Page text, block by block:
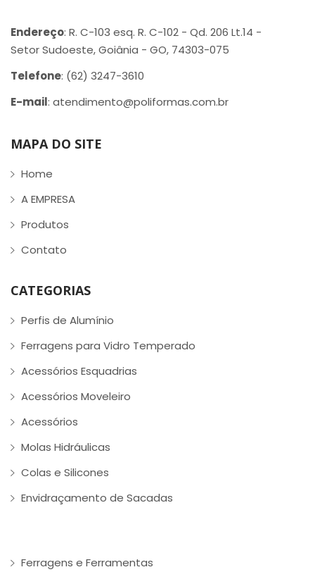
Endereço: R. C-103 esq. R. C-102 - Qd. 206 Lt.14 -
Setor Sudoeste, Goiânia - GO, 74303-075
Telefone: (62) 3247-3610
E-mail: atendimento@poliformas.com.br
MAPA DO SITE
Home
A EMPRESA
Produtos
Contato
CATEGORIAS
Perfis de Alumínio
Ferragens para Vidro Temperado
Acessórios Esquadrias
Acessórios Moveleiro
Acessórios
Molas Hidráulicas
Colas e Silicones
Envidraçamento de Sacadas
Ferragens e Ferramentas